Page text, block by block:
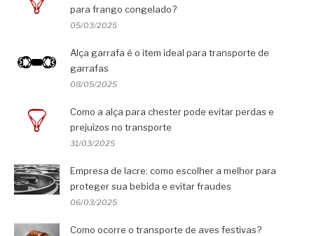
para frango congelado?
05/03/2025
Alça garrafa é o item ideal para transporte de
garrafas
08/05/2025
Como a alça para chester pode evitar perdas e
prejuízos no transporte
31/03/2025
Empresa de lacre: como escolher a melhor para
proteger sua bebida e evitar fraudes
06/03/2025
Como ocorre o transporte de aves festivas?